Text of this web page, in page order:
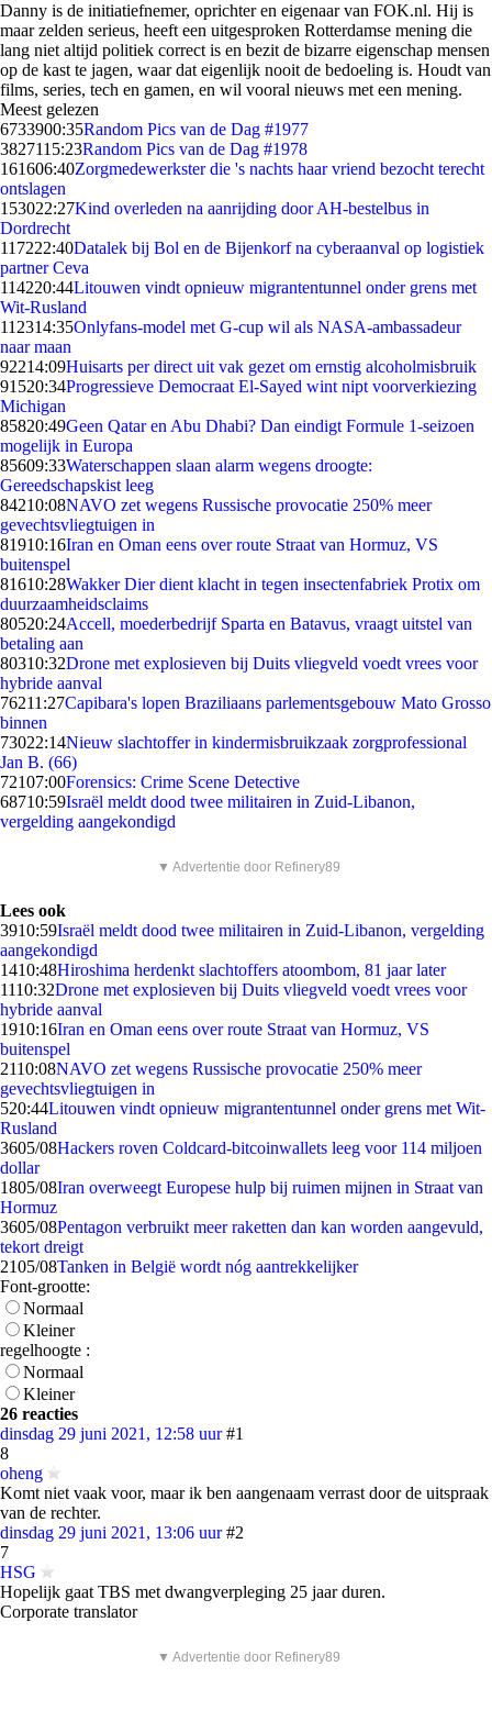
Danny is de initiatiefnemer, oprichter en eigenaar van FOK.nl. Hij is
maar zelden serieus, heeft een uitgesproken Rotterdamse mening die
lang niet altijd politiek correct is en bezit de bizarre eigenschap mensen
op de kast te jagen, waar dat eigenlijk nooit de bedoeling is. Houdt van
films, series, tech en gamen, en wil vooral nieuws met een mening.
Meest gelezen
6733900:35Random Pics van de Dag #1977
3827115:23Random Pics van de Dag #1978
161606:40Zorgmedewerkster die 's nachts haar vriend bezocht terecht
ontslagen
153022:27Kind overleden na aanrijding door AH-bestelbus in
Dordrecht
117222:40Datalek bij Bol en de Bijenkorf na cyberaanval op logistiek
partner Ceva
114220:44Litouwen vindt opnieuw migrantentunnel onder grens met
Wit-Rusland
112314:35Onlyfans-model met G-cup wil als NASA-ambassadeur
naar maan
92214:09Huisarts per direct uit vak gezet om ernstig alcoholmisbruik
91520:34Progressieve Democraat El-Sayed wint nipt voorverkiezing
Michigan
85820:49Geen Qatar en Abu Dhabi? Dan eindigt Formule 1-seizoen
mogelijk in Europa
85609:33Waterschappen slaan alarm wegens droogte:
Gereedschapskist leeg
84210:08NAVO zet wegens Russische provocatie 250% meer
gevechtsvliegtuigen in
81910:16Iran en Oman eens over route Straat van Hormuz, VS
buitenspel
81610:28Wakker Dier dient klacht in tegen insectenfabriek Protix om
duurzaamheidsclaims
80520:24Accell, moederbedrijf Sparta en Batavus, vraagt uitstel van
betaling aan
80310:32Drone met explosieven bij Duits vliegveld voedt vrees voor
hybride aanval
76211:27Capibara's lopen Braziliaans parlementsgebouw Mato Grosso
binnen
73022:14Nieuw slachtoffer in kindermisbruikzaak zorgprofessional
Jan B. (66)
72107:00Forensics: Crime Scene Detective
68710:59Israël meldt dood twee militairen in Zuid-Libanon,
vergelding aangekondigd
▼ Advertentie door Refinery89
Lees ook
3910:59Israël meldt dood twee militairen in Zuid-Libanon, vergelding
aangekondigd
1410:48Hiroshima herdenkt slachtoffers atoombom, 81 jaar later
1110:32Drone met explosieven bij Duits vliegveld voedt vrees voor
hybride aanval
1910:16Iran en Oman eens over route Straat van Hormuz, VS
buitenspel
2110:08NAVO zet wegens Russische provocatie 250% meer
gevechtsvliegtuigen in
520:44Litouwen vindt opnieuw migrantentunnel onder grens met Wit-
Rusland
3605/08Hackers roven Coldcard-bitcoinwallets leeg voor 114 miljoen
dollar
1805/08Iran overweegt Europese hulp bij ruimen mijnen in Straat van
Hormuz
3605/08Pentagon verbruikt meer raketten dan kan worden aangevuld,
tekort dreigt
2105/08Tanken in België wordt nóg aantrekkelijker
Font-grootte:
Normaal
Kleiner
regelhoogte :
Normaal
Kleiner
26 reacties
dinsdag 29 juni 2021, 12:58 uur #1
8
oheng
Komt niet vaak voor, maar ik ben aangenaam verrast door de uitspraak
van de rechter.
dinsdag 29 juni 2021, 13:06 uur #2
7
HSG
Hopelijk gaat TBS met dwangverpleging 25 jaar duren.
Corporate translator
▼ Advertentie door Refinery89